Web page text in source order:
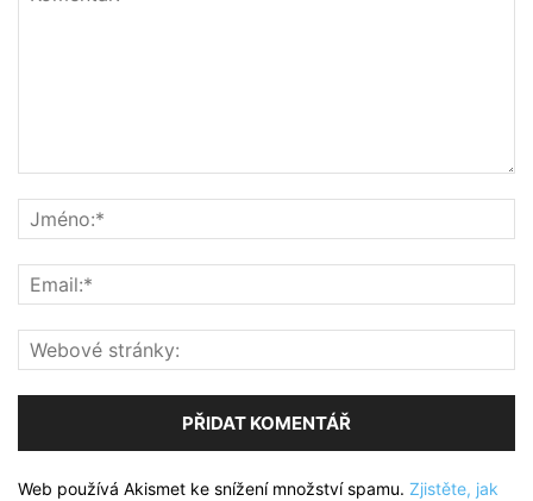
Web používá Akismet ke snížení množství spamu. Zjistěte, jak